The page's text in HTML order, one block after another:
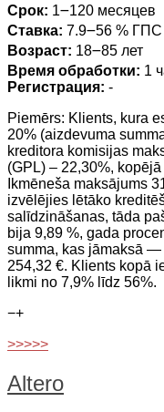
Срок: 1౼120 месяцев
Ставка: 7.9౼56 % ГПС
Возраст: 18౼85 лет
Время обработки: 1
Регистрация: -
Piemērs: Klients, kura
20% (aizdevuma
kreditora komisijas
(GPL) – 22,30%,
Ikmēneša maksājums
izvēlējies lētāko
salīdzināšanas, tāda
bija 9,89 %, gada
summa, kas jāmaksā —
254,32 €. Klients kopā
likmi no 7,9% līdz 56%.
−+
>>>>>
Altero